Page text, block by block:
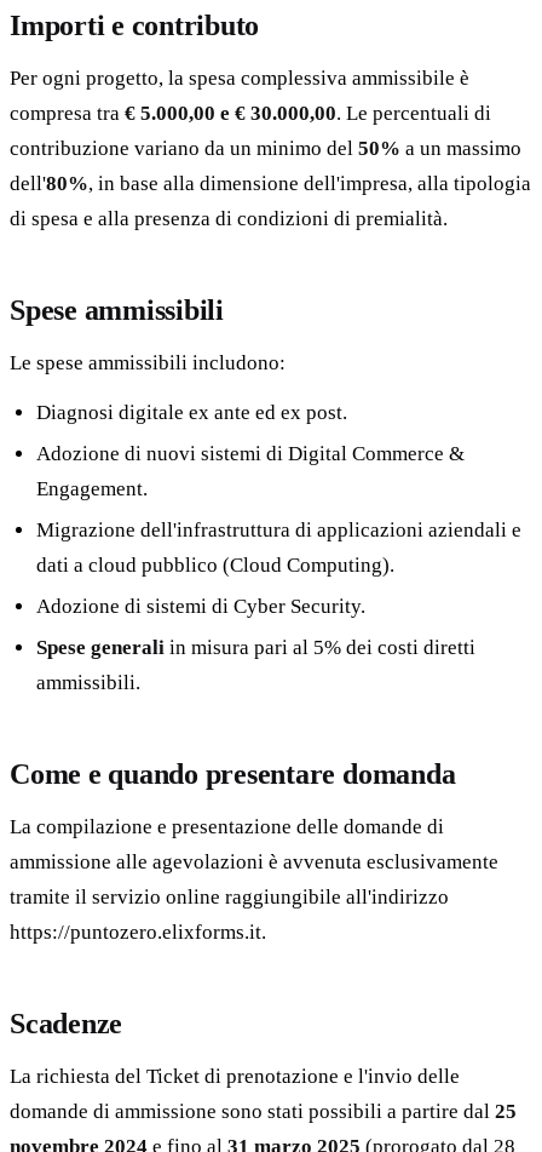
Importi e contributo
Per ogni progetto, la spesa complessiva ammissibile è
compresa tra € 5.000,00 e € 30.000,00. Le percentuali di
contribuzione variano da un minimo del 50% a un massimo
dell'80%, in base alla dimensione dell'impresa, alla tipologia
di spesa e alla presenza di condizioni di premialità.
Spese ammissibili
Le spese ammissibili includono:
Diagnosi digitale ex ante ed ex post.
Adozione di nuovi sistemi di Digital Commerce &
Engagement.
Migrazione dell'infrastruttura di applicazioni aziendali e
dati a cloud pubblico (Cloud Computing).
Adozione di sistemi di Cyber Security.
Spese generali in misura pari al 5% dei costi diretti
ammissibili.
Come e quando presentare domanda
La compilazione e presentazione delle domande di
ammissione alle agevolazioni è avvenuta esclusivamente
tramite il servizio online raggiungibile all'indirizzo
https://puntozero.elixforms.it.
Scadenze
La richiesta del Ticket di prenotazione e l'invio delle
domande di ammissione sono stati possibili a partire dal 25
novembre 2024 e fino al 31 marzo 2025 (prorogato dal 28